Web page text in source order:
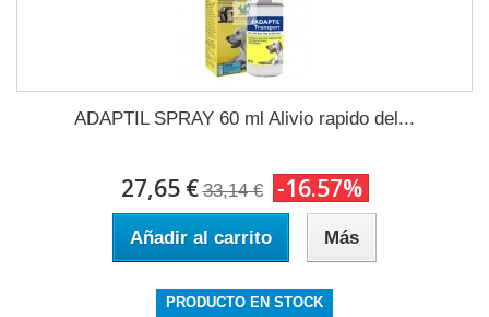
ADAPTIL SPRAY 60 ml Alivio rapido del...
27,65 € 33,14 € -16.57%
Añadir al carrito Más
PRODUCTO EN STOCK